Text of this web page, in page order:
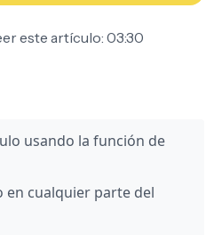
este artículo: 03:30
usando la función de
en cualquier parte del